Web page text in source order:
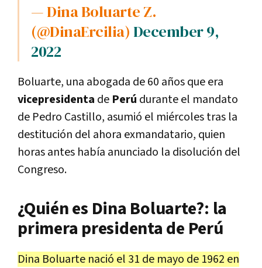
— Dina Boluarte Z.
(@DinaErcilia)December 9,
2022
Boluarte, una abogada de 60 años que era
vicepresidenta de Perú durante el mandato
de Pedro Castillo, asumió el miércoles tras la
destitución del ahora exmandatario, quien
horas antes había anunciado la disolución del
Congreso.
¿Quién es Dina Boluarte?: la
primera presidenta de Perú
Dina Boluarte nació el 31 de mayo de 1962 en